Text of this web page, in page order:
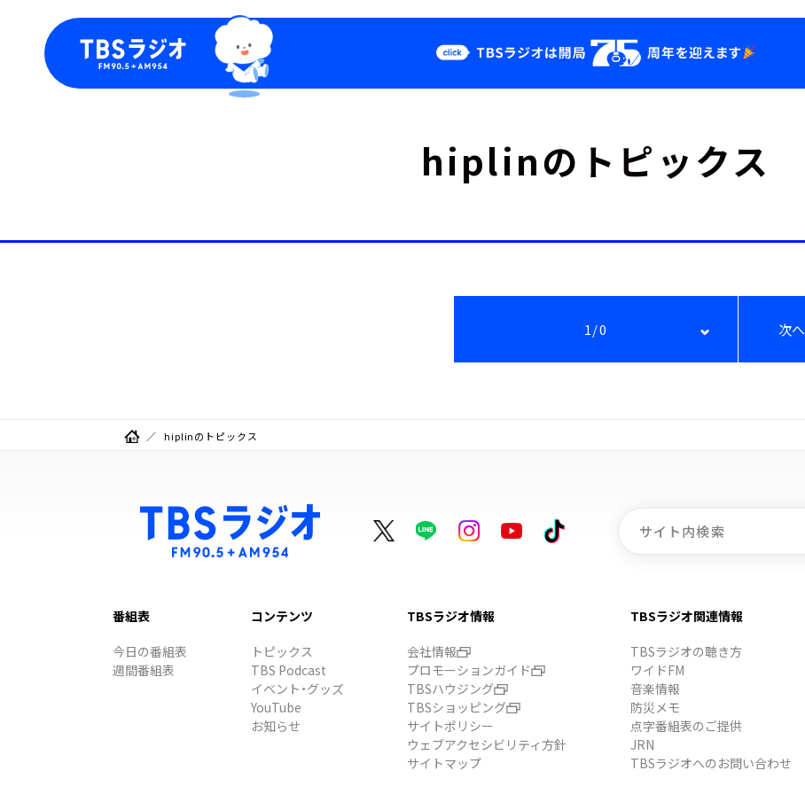
ズ
YouTube
hiplinのトピックス
1/0 次へ
hiplinのトピックス
番組表
今日の番組表
週間番組表
コンテンツ
トピックス
TBS Podcast
イベント・グッズ
YouTube
お知らせ
TBSラジオ情報
会社情報
プロモーションガイド
TBSハウジング
TBSショッピング
サイトポリシー
ウェブアクセシビリティ方針
サイトマップ
TBSラジオ関連情報
TBSラジオの聴き方
ワイドFM
音楽情報
防災メモ
点字番組表のご提供
JRN
TBSラジオへのお問い合わせ